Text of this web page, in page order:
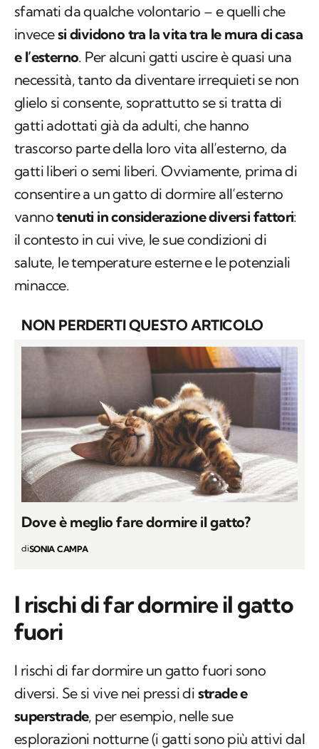
sfamati da qualche volontario – e quelli che
invecesi dividono tra la vita tra le mura di casa
e l’esterno. Per alcuni gatti uscire è quasi una
necessità, tanto da diventare irrequieti se non
glielo si consente, soprattutto se si tratta di
gatti adottati già da adulti, che hanno
trascorso parte della loro vita all’esterno, da
gatti liberi o semi liberi. Ovviamente, prima di
consentire a un gatto di dormire all’esterno
vannotenuti in considerazione diversi fattori:
il contesto in cui vive, le sue condizioni di
salute, le temperature esterne e le potenziali
minacce.
NON PERDERTI QUESTO ARTICOLO
Dove è meglio fare dormire il gatto?
diSONIA CAMPA
I rischi di far dormire il gatto
fuori
I rischi di far dormire un gatto fuori sono
diversi. Se si vive nei pressi di strade e
superstrade, per esempio, nelle sue
esplorazioni notturne (i gatti sono più attivi dal